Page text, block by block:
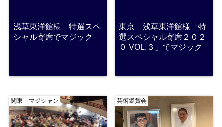
浅草東洋館様 特選スペ
シャル寄席でマジック
東京 浅草東洋館様「特
選スペシャル寄席２０２
０ VOL.３」でマジック
関東 マジシャン 芸術鑑賞会